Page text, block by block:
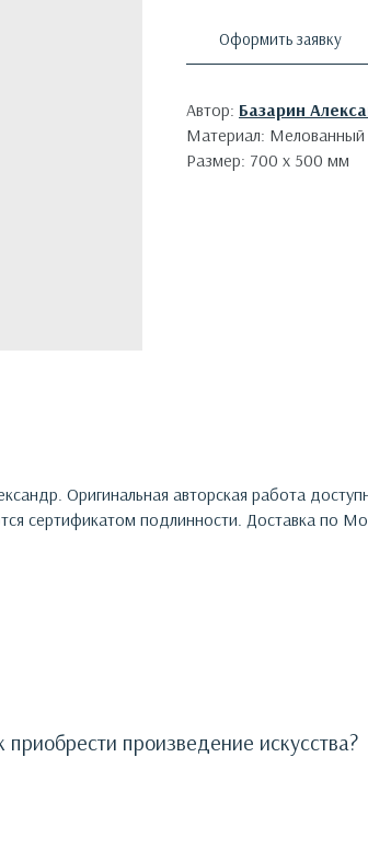
Оформить заявку
Автор: Базарин
Материал: Мелованный
Размер: 700 х 500 мм
. Оригинальная авторская работа
сертификатом подлинности. Доставка по
приобрести произведение искусства?